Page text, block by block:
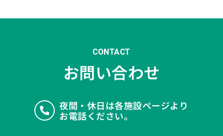
CONTACT
お問い合わせ
夜間・休日は各施設ページより
お電話ください。